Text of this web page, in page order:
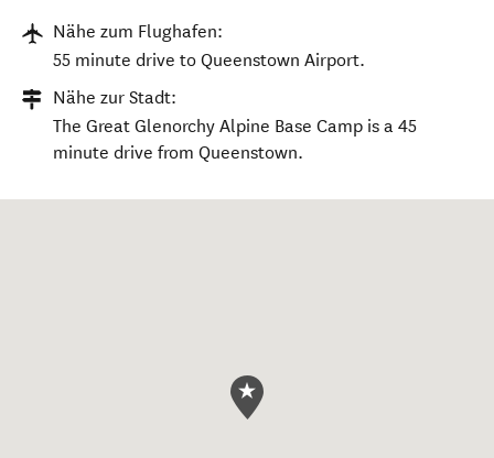
Nähe zum Flughafen:
55 minute drive to Queenstown Airport.
Nähe zur Stadt:
The Great Glenorchy Alpine Base Camp is a 45
minute drive from Queenstown.